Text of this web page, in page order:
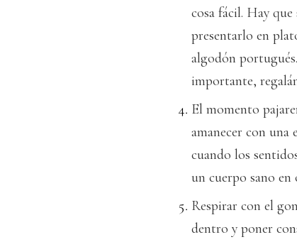
cosa fácil. Hay
presentarlo en
algodón
importante,
El momento
amanecer con una
cuando los
un cuerpo sano
Respirar con el
dentro y poner